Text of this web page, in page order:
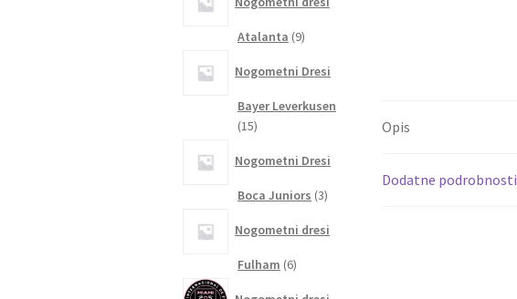
Opis
Dodatne podrobnosti
Atalanta 99
Nogometni Dresi
Bayer Leverkusen
1515
Nogometni Dresi
Boca Juniors 33
Nogometni dresi
Fulham 66